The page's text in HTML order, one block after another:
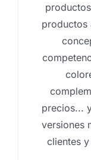
productos
precios...
versiones
clientes